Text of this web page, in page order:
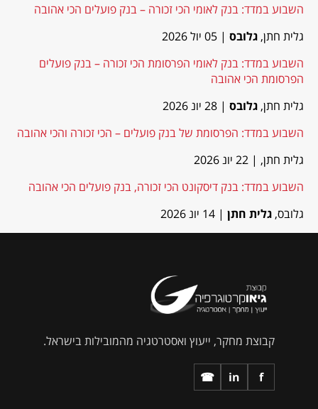
השבוע במדד: בנק לאומי הכי זכורה – בנק פועלים הכי אהובה
גלית חתן, גלובס | 05 יול 2026
השבוע במדד: בנק לאומי הפרסומת הכי זכורה – בנק פועלים
הפרסומת הכי אהובה
גלית חתן, גלובס | 28 יונ 2026
השבוע במדד: הפרסומת של בנק פועלים – הכי זכורה והכי אהובה
גלית חתן, | 22 יונ 2026
השבוע במדד: בנק דיסקונט הכי זכורה, בנק פועלים הכי אהובה
גלובס, גלית חתן | 14 יונ 2026
קבוצת מחקר, ייעוץ ואסטרטגיה מהמובילות בישראל.
f
in
☎